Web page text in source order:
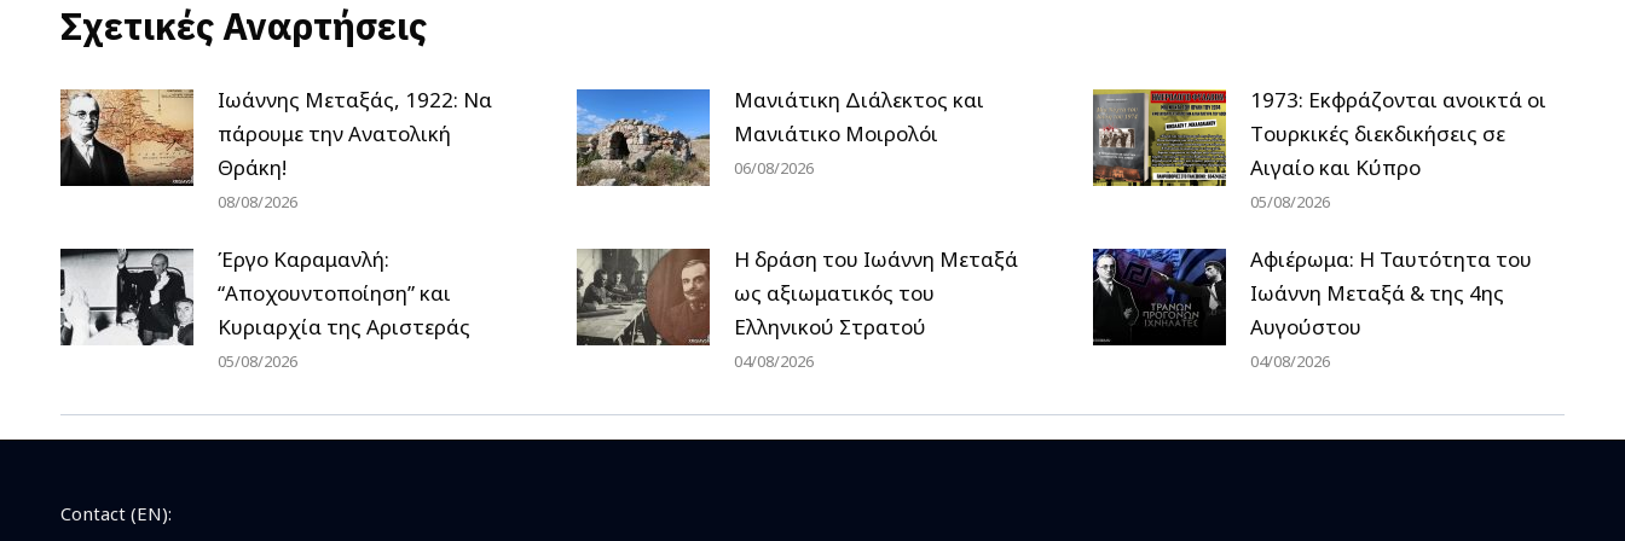
Σχετικές Αναρτήσεις
Ιωάννης Μεταξάς, 1922: Να
πάρουμε την Ανατολική
Θράκη!
08/08/2026
Μανιάτικη Διάλεκτος και
Μανιάτικο Μοιρολόι
06/08/2026
1973: Εκφράζονται ανοικτά οι
Tουρκικές διεκδικήσεις σε
Αιγαίο και Κύπρο
05/08/2026
Έργο Καραμανλή:
“Αποχουντοποίηση” και
Κυριαρχία της Αριστεράς
05/08/2026
H δράση του Ιωάννη Μεταξά
ως αξιωματικός του
Ελληνικού Στρατού
04/08/2026
Αφιέρωμα: Η Ταυτότητα του
Ιωάννη Μεταξά & της 4ης
Αυγούστου
04/08/2026
Contact (EN):